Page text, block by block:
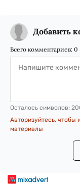
Добавить
Всего комментариев: 0
Осталось символов:
Авторизуйтесь, чтобы
материалы